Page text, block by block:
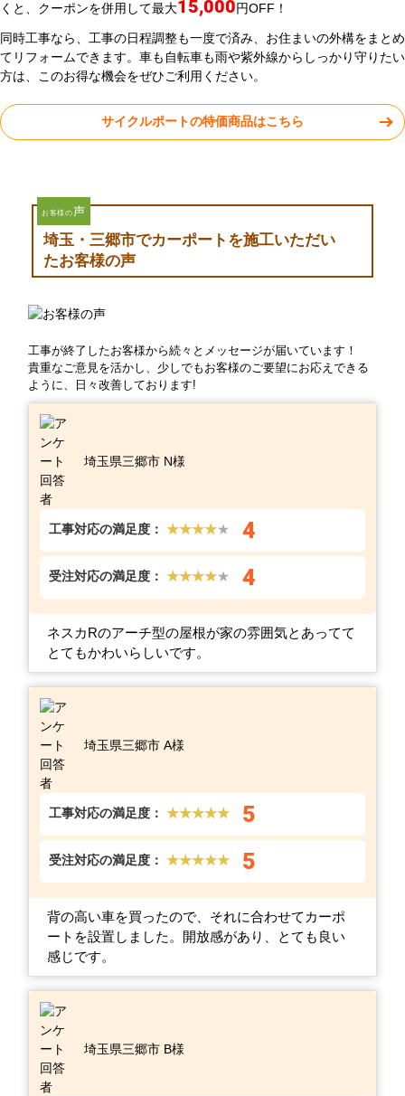
くと、クーポンを併用して最大15,000円OFF！
同時工事なら、工事の日程調整も一度で済み、お住まいの外構をまとめ
てリフォームできます。車も自転車も雨や紫外線からしっかり守りたい
方は、このお得な機会をぜひご利用ください。
サイクルポートの特価商品はこちら
お客様の声
埼玉・三郷市でカーポートを施工いただい
たお客様の声
工事が終了したお客様から続々とメッセージが届いています！
貴重なご意見を活かし、少しでもお客様のご要望にお応えできる
ように、日々改善しております!
埼玉県三郷市 N様
工事対応の満足度： ★★★★★ 4
受注対応の満足度： ★★★★★ 4
ネスカRのアーチ型の屋根が家の雰囲気とあってて
とてもかわいらしいです。
埼玉県三郷市 A様
工事対応の満足度： ★★★★★ 5
受注対応の満足度： ★★★★★ 5
背の高い車を買ったので、それに合わせてカーポ
ートを設置しました。開放感があり、とても良い
感じです。
埼玉県三郷市 B様